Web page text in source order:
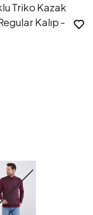
Triko Kazak
Kalıp -